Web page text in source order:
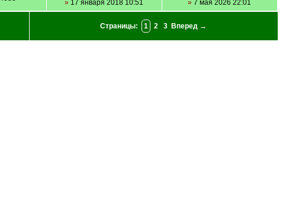
» 17 января 2018 10:51
» 7 мая 2026 22:01
Страницы: 1 2 3 Вперед →